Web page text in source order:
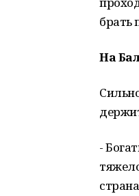
брать
На
-